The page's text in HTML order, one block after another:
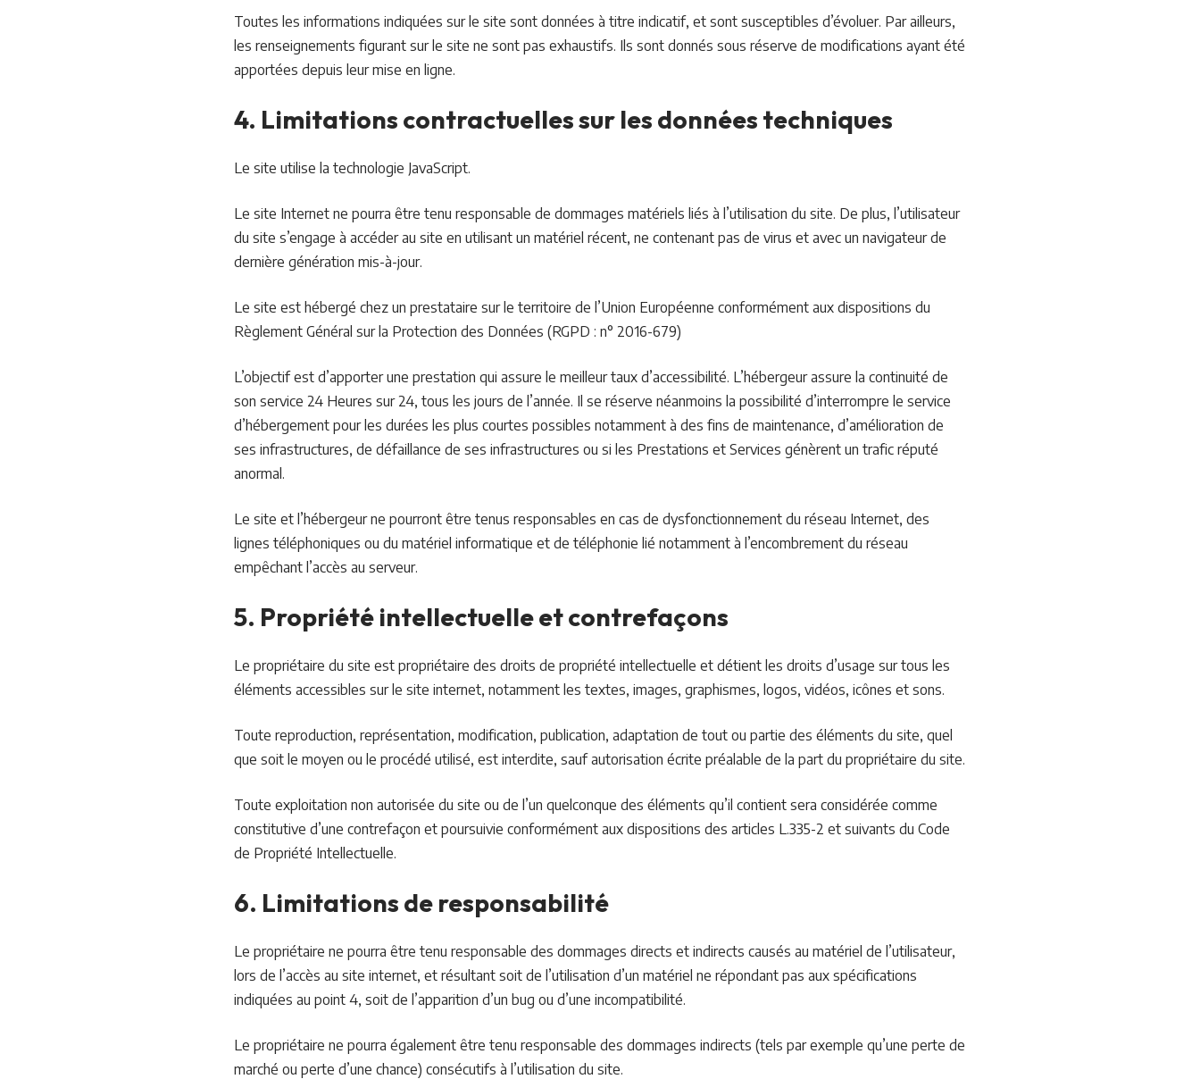
Toutes les informations indiquées sur le site sont données à titre indicatif, et sont susceptibles d’évoluer. Par ailleurs,
les renseignements figurant sur le site ne sont pas exhaustifs. Ils sont donnés sous réserve de modifications ayant été
apportées depuis leur mise en ligne.
4. Limitations contractuelles sur les données techniques
Le site utilise la technologie JavaScript.
Le site Internet ne pourra être tenu responsable de dommages matériels liés à l’utilisation du site. De plus, l’utilisateur
du site s’engage à accéder au site en utilisant un matériel récent, ne contenant pas de virus et avec un navigateur de
dernière génération mis-à-jour.
Le site est hébergé chez un prestataire sur le territoire de l’Union Européenne conformément aux dispositions du
Règlement Général sur la Protection des Données (RGPD : n° 2016-679)
L’objectif est d’apporter une prestation qui assure le meilleur taux d’accessibilité. L’hébergeur assure la continuité de
son service 24 Heures sur 24, tous les jours de l’année. Il se réserve néanmoins la possibilité d’interrompre le service
d’hébergement pour les durées les plus courtes possibles notamment à des fins de maintenance, d’amélioration de
ses infrastructures, de défaillance de ses infrastructures ou si les Prestations et Services génèrent un trafic réputé
anormal.
Le site et l’hébergeur ne pourront être tenus responsables en cas de dysfonctionnement du réseau Internet, des
lignes téléphoniques ou du matériel informatique et de téléphonie lié notamment à l’encombrement du réseau
empêchant l’accès au serveur.
5. Propriété intellectuelle et contrefaçons
Le propriétaire du site est propriétaire des droits de propriété intellectuelle et détient les droits d’usage sur tous les
éléments accessibles sur le site internet, notamment les textes, images, graphismes, logos, vidéos, icônes et sons.
Toute reproduction, représentation, modification, publication, adaptation de tout ou partie des éléments du site, quel
que soit le moyen ou le procédé utilisé, est interdite, sauf autorisation écrite préalable de la part du propriétaire du site.
Toute exploitation non autorisée du site ou de l’un quelconque des éléments qu’il contient sera considérée comme
constitutive d’une contrefaçon et poursuivie conformément aux dispositions des articles L.335-2 et suivants du Code
de Propriété Intellectuelle.
6. Limitations de responsabilité
Le propriétaire ne pourra être tenu responsable des dommages directs et indirects causés au matériel de l’utilisateur,
lors de l’accès au site internet, et résultant soit de l’utilisation d’un matériel ne répondant pas aux spécifications
indiquées au point 4, soit de l’apparition d’un bug ou d’une incompatibilité.
Le propriétaire ne pourra également être tenu responsable des dommages indirects (tels par exemple qu’une perte de
marché ou perte d’une chance) consécutifs à l’utilisation du site.